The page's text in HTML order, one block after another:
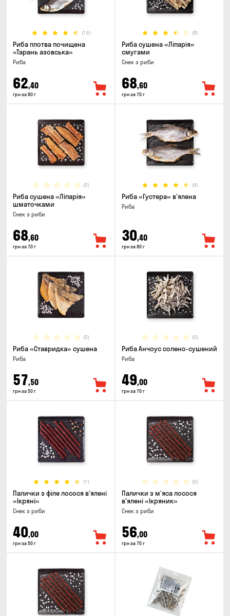
(14)
Риба плотва почищена
«Тарань азовська»
Риба
62,40
грн за 80 г
(8)
Риба сушена «Ліпарія»
смугами
Снек з риби
68,60
грн за 70 г
(0)
Риба сушена «Ліпарія»
шматочками
Снек з риби
68,60
грн за 70 г
(4)
Риба «Густера» в'ялена
Риба
30,40
грн за 80 г
(0)
Риба «Ставридка» сушена
Риба
57,50
грн за 50 г
(0)
Риба Анчоус солено-сушений
Риба
49,00
грн за 70 г
(1)
Палички з філе лосося в'ялені
«Ікряні»
Снек з риби
40,00
грн за 50 г
(0)
Палички з м'яса лосося
в'ялені «Ікряник»
Снек з риби
56,00
грн за 70 г